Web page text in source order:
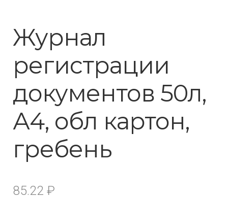
Журнал
регистрации
документов 50л,
А4, обл картон,
гребень
85.22 ₽